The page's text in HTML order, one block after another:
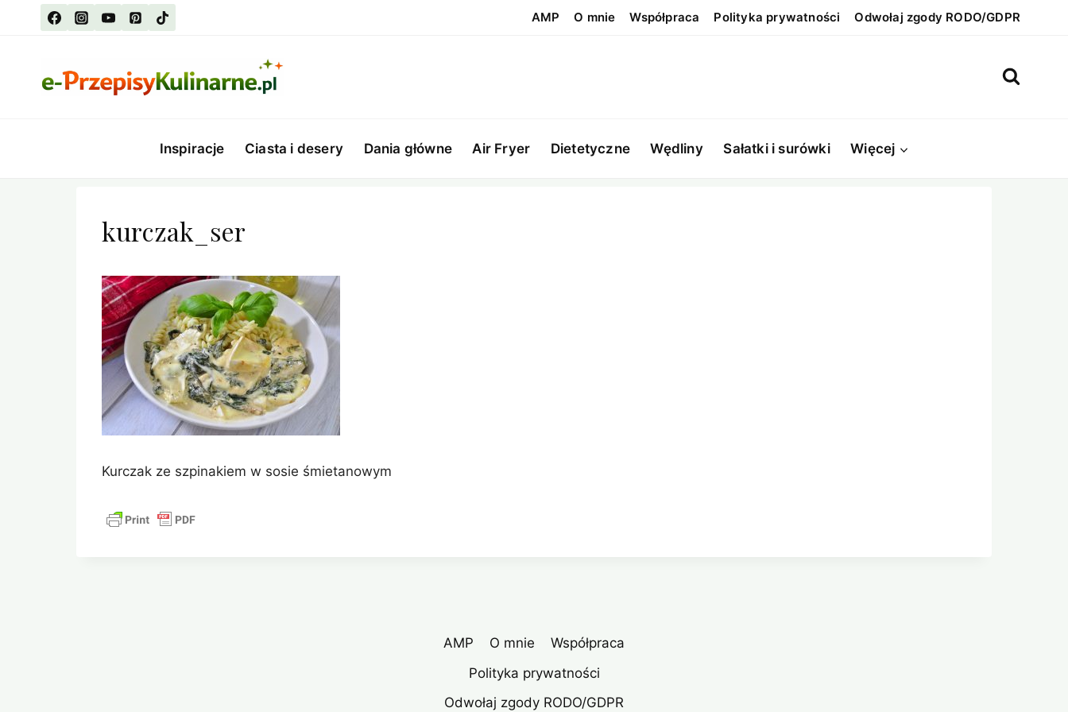
AMP O mnie Współpraca Polityka prywatności Odwołaj zgody RODO/GDPR
Inspiracje Ciasta i desery Dania główne Air Fryer Dietetyczne Wędliny Sałatki i surówki Więcej
kurczak_ser
Kurczak ze szpinakiem w sosie śmietanowym
AMP O mnie
Współpraca
Polityka prywatności
Odwołaj zgody RODO/GDPR